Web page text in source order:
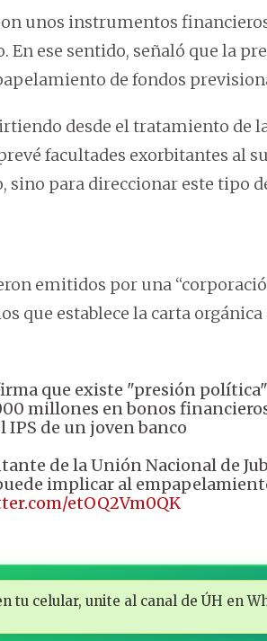
unos instrumentos
En ese sentido, señaló que la
de fondos
desde el tratamiento de
facultades exorbitantes al
sino para direccionar este tipo
emitidos por una
que establece la carta orgánica
que existe "presión
millones en bonos
IPS de un joven banco
de la Unión Nacional de
implicar al
etOQ2Vm0QK
tu celular, unite al canal de ÚH en